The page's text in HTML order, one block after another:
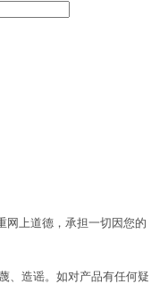
网上道德，承担一切因您的
、造谣。如对产品有任何疑